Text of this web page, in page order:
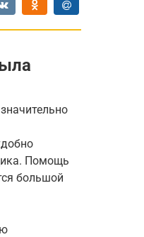
Помощь
большой